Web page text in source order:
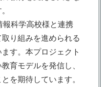
科学高校様と連携
り組みを進められる
す。本プロジェクト
育モデルを発信し、
を期待しています。